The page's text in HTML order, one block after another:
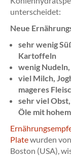
unterscheidet:
Neue
sehr wenig
Kartoffeln
wenig
viel Milch,
mageres
sehr viel
Öle mit
Platewurden
Boston (USA),